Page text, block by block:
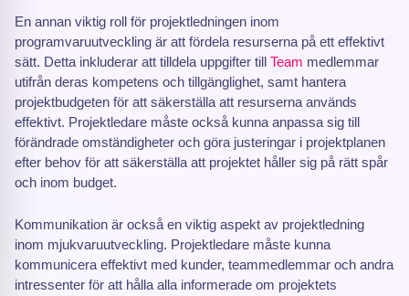
En annan viktig roll för projektledningen inom
programvaruutveckling är att fördela resurserna på ett effektivt
sätt. Detta inkluderar att tilldela uppgifter till Team medlemmar
utifrån deras kompetens och tillgänglighet, samt hantera
projektbudgeten för att säkerställa att resurserna används
effektivt. Projektledare måste också kunna anpassa sig till
förändrade omständigheter och göra justeringar i projektplanen
efter behov för att säkerställa att projektet håller sig på rätt spår
och inom budget.
Kommunikation är också en viktig aspekt av projektledning
inom mjukvaruutveckling. Projektledare måste kunna
kommunicera effektivt med kunder, teammedlemmar och andra
intressenter för att hålla alla informerade om projektets